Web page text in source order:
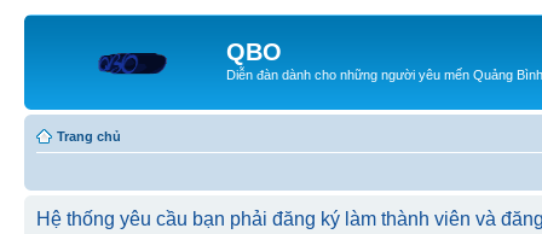
QBO
Diễn đàn dành cho những người yêu mến Quảng Bình
Trang chủ
Hệ thống yêu cầu bạn phải đăng ký làm thành viên và